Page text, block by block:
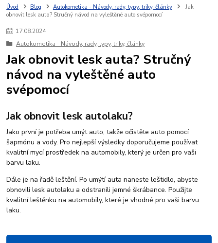
leštěnka na auto
Pulzní nabíječka autobaterie
čisté auto
Izolace kapoty motoru
zvuková izolace
Úvod Blog Autokometika - Návody, rady, typy, triky, články
Jak
obnovit lesk auta? Stručný návod na vyleštěné auto svépomocí
17.08.2024
Autokometika - Návody, rady, typy, triky, články
Jak obnovit lesk auta? Stručný
návod na vyleštěné auto
svépomocí
Jak obnovit lesk autolaku?
Jako první je potřeba umýt auto, takže očistěte auto pomocí
šapmónu a vody. Pro nejlepší výsledky doporučujeme používat
kvalitní mycí prostředek na automobily, který je určen pro vaši
barvu laku.
Dále je na řadě leštění. Po umýtí auta naneste leštidlo, abyste
obnovili lesk autolaku a odstranili jemné škrábance. Použijte
kvalitní leštěnku na automobily, které je vhodné pro vaši barvu
laku.